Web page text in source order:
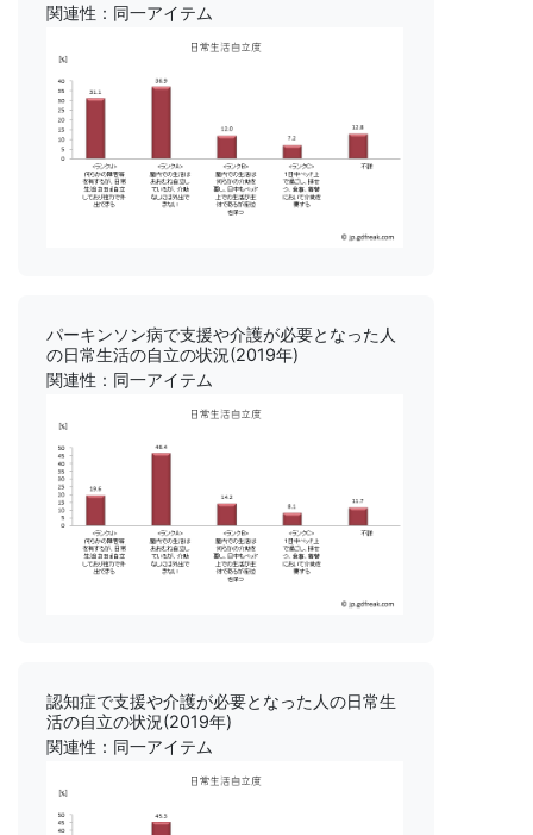
関連性：同一アイテム
パーキンソン病で支援や介護が必要となった人
の日常生活の自立の状況(2019年)
関連性：同一アイテム
認知症で支援や介護が必要となった人の日常生
活の自立の状況(2019年)
関連性：同一アイテム